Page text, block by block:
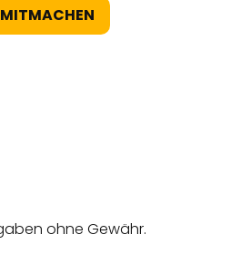
MITMACHEN